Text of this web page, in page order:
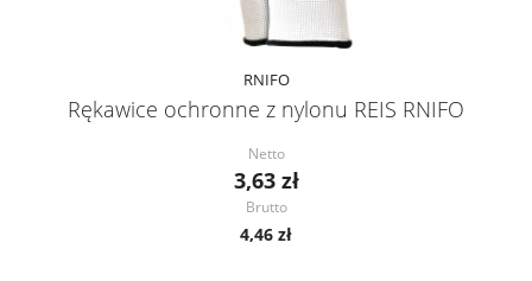
RNIFO
Rękawice ochronne z nylonu REIS RNIFO
Netto
3,63 zł
Brutto
4,46 zł